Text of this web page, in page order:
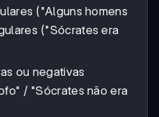
("Alguns homens
("Sócrates era
ou negativas
/ "Sócrates não era